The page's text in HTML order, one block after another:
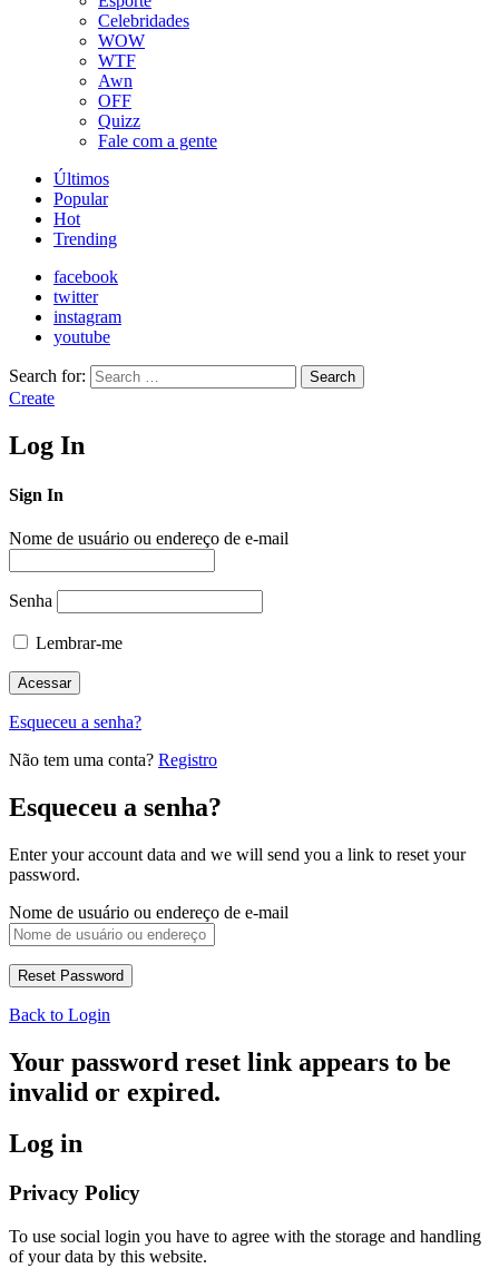
Celebridades
WOW
WTF
Awn
OFF
Quizz
Fale com a gente
Últimos
Popular
Hot
Trending
facebook
twitter
instagram
youtube
Search for: Search
Create
Log In
Sign In
Nome de usuário ou endereço de e-mail
Senha
Lembrar-me
Esqueceu a senha?
Não tem uma conta? Registro
Esqueceu a senha?
Enter your account data and we will send you a link to reset your
password.
Nome de usuário ou endereço de e-mail
Back to Login
Your password reset link appears to be
invalid or expired.
Log in
Privacy Policy
To use social login you have to agree with the storage and handling
of your data by this website.